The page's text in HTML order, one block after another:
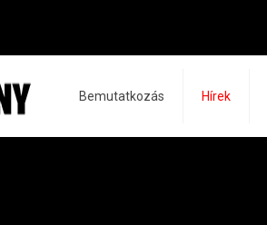
Bemutatkozás Hírek